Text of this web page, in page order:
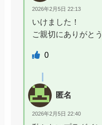
2026年2月5日 22:13
いけました！
ご親切にありがと
0
匿名
2026年2月5日 22:40